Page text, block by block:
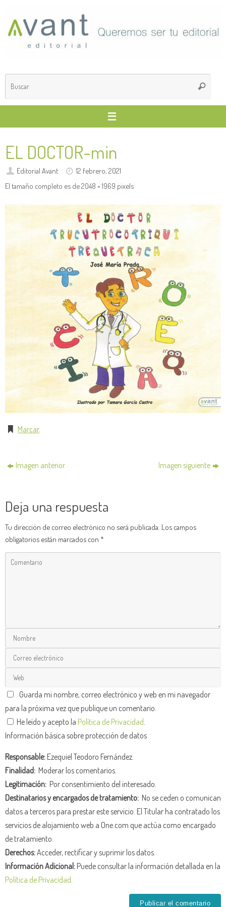
contenido
Buscar
EL DOCTOR-min
Editorial Avant
12 febrero, 2021
El tamaño completo es de2048 × 1969 pixels
Marcar.
Imagen anterior Imagen siguiente
Deja una respuesta
Tu dirección de correo electrónico no será publicada. Los campos
obligatorios están marcados con *
Guarda mi nombre, correo electrónico y web en mi navegador
para la próxima vez que publique un comentario.
He leído y acepto la Política de Privacidad.
Información básica sobre protección de datos
Responsable:Ezequiel Teodoro Fernández.
Finalidad: Moderar los comentarios.
Legitimación: Por consentimiento del interesado.
Destinatarios y encargados de tratamiento: No se ceden o comunican
datos a terceros para prestar este servicio. El Titular ha contratado los
servicios de alojamiento web a One.com que actúa como encargado
de tratamiento.
Derechos:Acceder, rectificar y suprimir los datos.
Información Adicional:Puede consultar la información detallada en la
Política de Privacidad.